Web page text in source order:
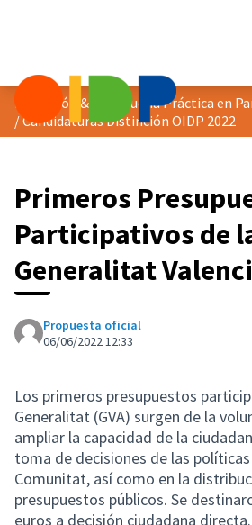
/Candidaturas Distinción OIDP 2022
Primeros
Participativos de
Generalitat
Propuesta oficial
06/06/2022 12:33
Los primeros presupuestos
Generalitat (GVA) surgen de la
ampliar la capacidad de la
toma de decisiones de las
Comunitat, así como en la
presupuestos públicos. Se
euros a decisión ciudadana directa.